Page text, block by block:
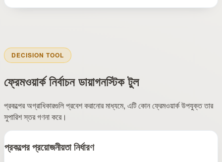
DECISION TOOL
ফ্রেমওয়ার্ক নির্বাচন ডায়াগনস্টিক টুল
প্রকল্পের অগ্রাধিকারগুলি প্রবেশ করানোর মাধ্যমে, এটি কোন ফ্রেমওয়ার্ক উপযুক্ত তার
সুপারিশ স্তর গণনা করে।
প্রকল্পের প্রয়োজনীয়তা নির্ধারণ